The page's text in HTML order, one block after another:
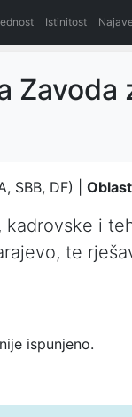
Istinitost
Zavoda
SBB, DF) |
kadrovske i
te
ispunjeno.